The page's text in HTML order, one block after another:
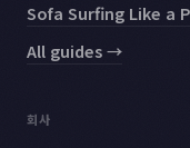
Sofa Surfing Like a
All guides →
회사